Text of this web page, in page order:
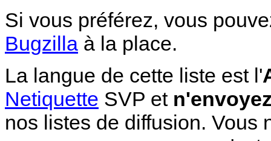
Si vous préférez, vous
Bugzilla à la place.
La langue de cette liste est l'
Netiquette SVP et
nos listes de diffusion. Vous